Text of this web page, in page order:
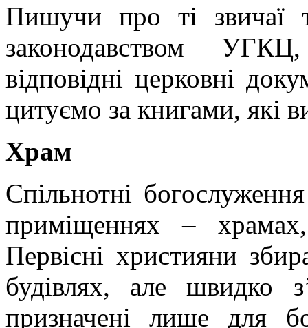
Пишучи про ті звичаї
законодавством
відповідні церковні
цитуємо за книгами, які
Храм
Спільнотні
приміщеннях –
Первісні християни
будівлях, але швидко
призначені лише для